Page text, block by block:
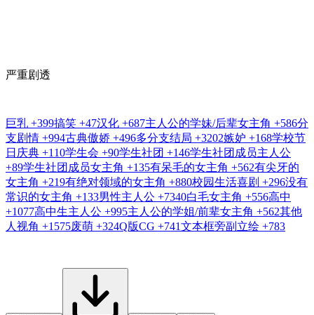
严重剧透
巨乳 +399搞笑 +47汉化 +687主人公的学妹/后辈女主角 +586分
支剧情 +994古典傲娇 +496多分支结局 +3202嫉妒 +168学校节
日庆典 +110学生会 +90学生社团 +146学生社团成员主人公
+89学生社团成员女主角 +135有呆毛的女主角 +562有尖牙的
女主角 +219有绝对领域的女主角 +880校园生活喜剧 +296没有
常识的女主角 +133男性主人公 +7340白毛女主角 +556高中
+1077高中生主人公 +995主人公的学姐/前辈女主角 +562其他
人视角 +1575废萌 +324Q版CG +741文本框旁副立绘 +783